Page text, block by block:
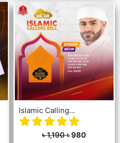
Islamic Calling Bell
৳ 1,190৳ 980